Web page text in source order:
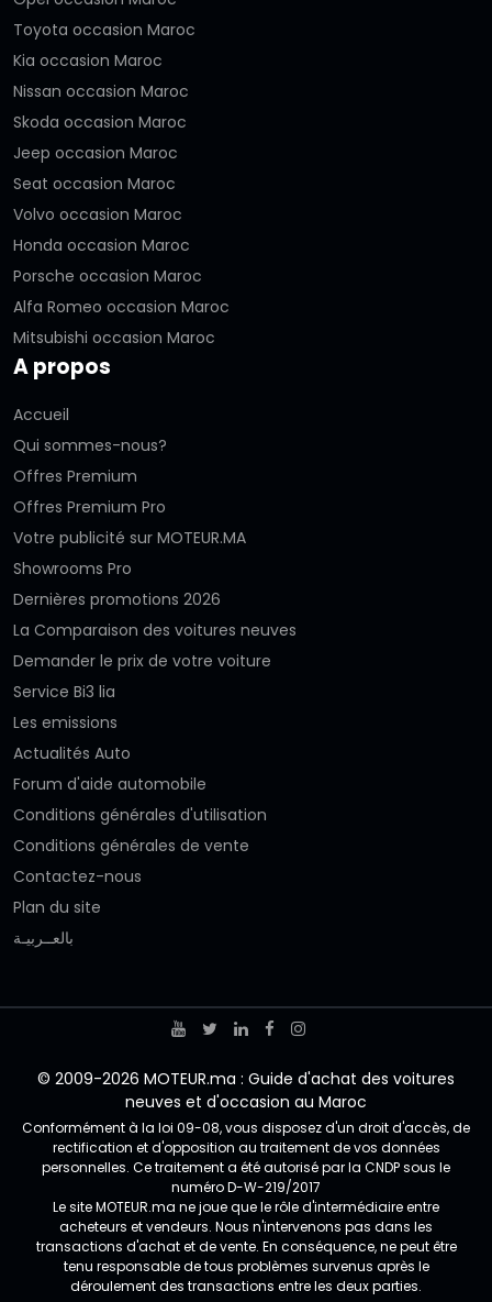
Toyota occasion Maroc
Kia occasion Maroc
Nissan occasion Maroc
Skoda occasion Maroc
Jeep occasion Maroc
Seat occasion Maroc
Volvo occasion Maroc
Honda occasion Maroc
Porsche occasion Maroc
Alfa Romeo occasion Maroc
Mitsubishi occasion Maroc
A propos
Accueil
Qui sommes-nous?
Offres Premium
Offres Premium Pro
Votre publicité sur MOTEUR.MA
Showrooms Pro
Dernières promotions 2026
La Comparaison des voitures neuves
Demander le prix de votre voiture
Service Bi3 lia
Les emissions
Actualités Auto
Forum d'aide automobile
Conditions générales d'utilisation
Conditions générales de vente
Contactez-nous
Plan du site
بالعــربيـة
© 2009-2026 MOTEUR.ma : Guide d'achat des voitures
neuves et d'occasion au Maroc
Conformément à la loi 09-08, vous disposez d'un droit d'accès, de
rectification et d'opposition au traitement de vos données
personnelles. Ce traitement a été autorisé par la CNDP sous le
numéro D-W-219/2017
Le site MOTEUR.ma ne joue que le rôle d'intermédiaire entre
acheteurs et vendeurs. Nous n'intervenons pas dans les
transactions d'achat et de vente. En conséquence, ne peut être
tenu responsable de tous problèmes survenus après le
déroulement des transactions entre les deux parties.